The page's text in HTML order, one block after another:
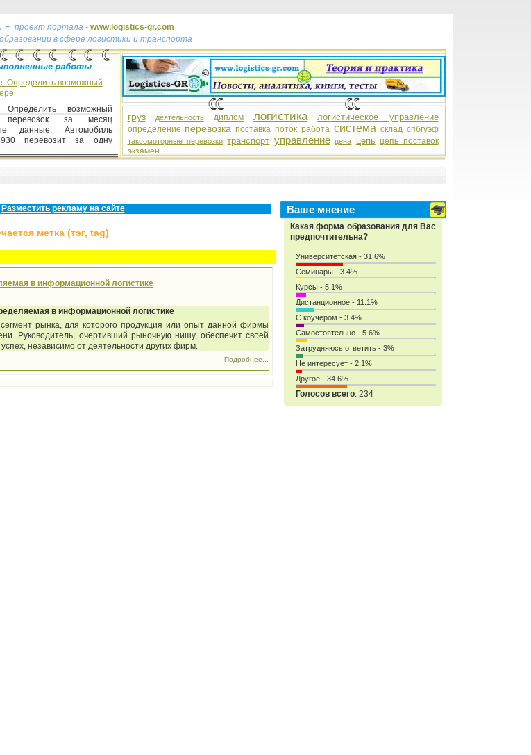
- проект портала - www.logistics-gr.com
в сфере логистики и транспорта
Определить возможный
Определить возможный
перевозок за месяц
данные. Автомобиль
перевозит за одну
груз деятельность диплом логистика логистическое управление
определение перевозка поставка поток работа система склад спбгуэф
таксомоторные перевозки транспорт управление цена цепь цепь поставок
экзамен
Разместить рекламу на сайте
метка (тэг, tag)
в информационной логистике
в информационной логистике
рынка, для которого продукция или опыт данной фирмы
Руководитель, очертивший рыночную нишу, обеспечит своей
независимо от деятельности других фирм.
Подробнее...
Ваше мнение
Какая форма образования для Вас
предпочтительна?
Университетская - 31.6%
Семинары - 3.4%
Курсы - 5.1%
Дистанционное - 11.1%
С коучером - 3.4%
Самостоятельно - 5.6%
Затрудняюсь ответить - 3%
Не интересует - 2.1%
Другое - 34.6%
Голосов всего: 234